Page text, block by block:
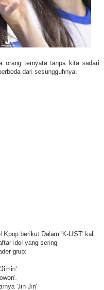
orang ternyata tanpa kita sadari
dari sesungguhnya.
Kpop berikut.Dalam 'K-LIST' kali
idol yang sering
grup:
'Jin Jin'